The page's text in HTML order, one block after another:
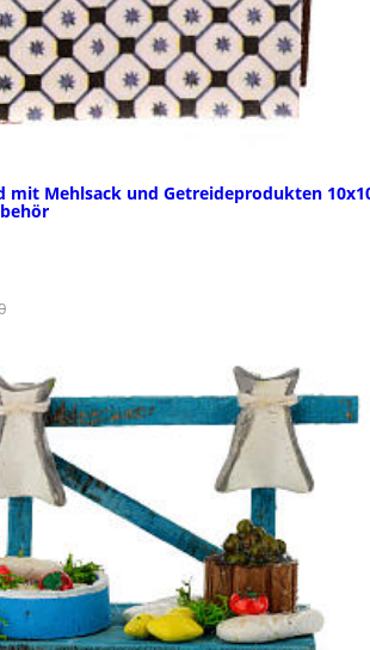
mit Mehlsack und Getreideprodukten